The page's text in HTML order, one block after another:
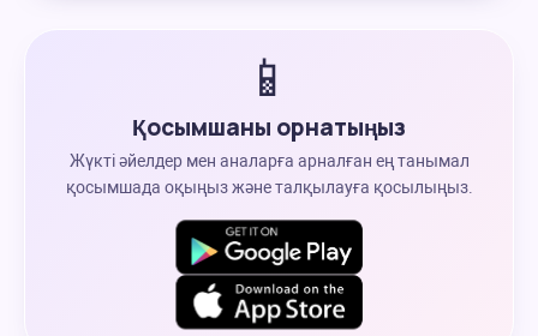
📱
Қосымшаны орнатыңыз
Жүкті әйелдер мен аналарға арналған ең танымал
қосымшада оқыңыз және талқылауға қосылыңыз.